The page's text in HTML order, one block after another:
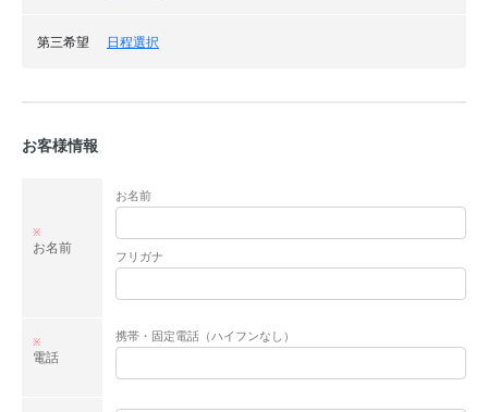
第三希望 日程選択
お客様情報
お名前
※
お名前
フリガナ
電話
※ 携帯・固定電話（ハイフンなし）